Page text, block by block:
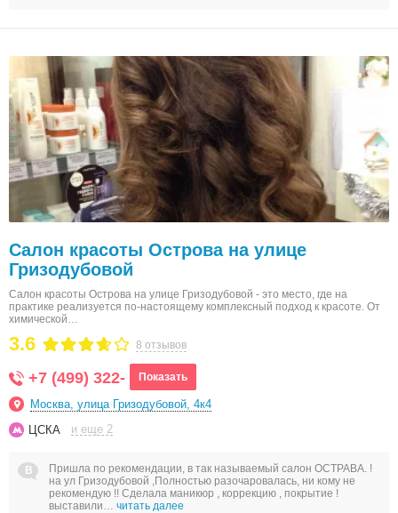
Салон красоты Острова на улице
Гризодубовой
Салон красоты Острова на улице Гризодубовой - это место, где на
практике реализуется по-настоящему комплексный подход к красоте. От
химической…
8 отзывов
3.6
+7 (499) 322- Показать
Москва, улица Гризодубовой, 4к4
ЦСКА
и еще 2
Пришла по рекомендации, в так называемый салон ОСТРАВА. !
на ул Гризодубовой ,Полностью разочаровалась, ни кому не
рекомендую !! Сделала маникюр , коррекцию , покрытие !
выставили… читать далее